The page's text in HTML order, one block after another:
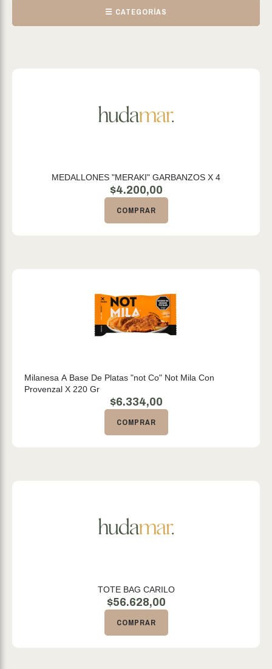
☰ CATEGORÍAS
MEDALLONES "MERAKI" GARBANZOS X 4
$4.200,00
COMPRAR
Milanesa A Base De Platas "not Co" Not Mila Con
Provenzal X 220 Gr
$6.334,00
COMPRAR
TOTE BAG CARILO
$56.628,00
COMPRAR